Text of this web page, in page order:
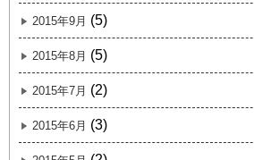
2015年9月 (5)
2015年8月 (5)
2015年7月 (2)
2015年6月 (3)